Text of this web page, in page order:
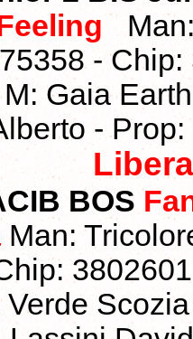
- Chip:
Gaia
-
BOS
Man: